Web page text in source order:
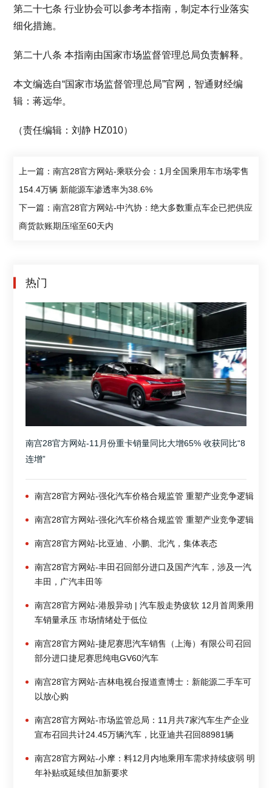
第二十七条 行业协会可以参考本指南，制定本行业落实
细化措施。
第二十八条 本指南由国家市场监督管理总局负责解释。
本文编选自“国家市场监督管理总局”官网，智通财经编
辑：蒋远华。
（责任编辑：刘静 HZ010）
上一篇：南宫28官方网站-乘联分会：1月全国乘用车市场零售
154.4万辆 新能源车渗透率为38.6%
下一篇：南宫28官方网站-中汽协：绝大多数重点车企已把供应
商货款账期压缩至60天内
热门
南宫28官方网站-11月份重卡销量同比大增65% 收获同比“8
连增”
南宫28官方网站-强化汽车价格合规监管 重塑产业竞争逻辑
南宫28官方网站-强化汽车价格合规监管 重塑产业竞争逻辑
南宫28官方网站-比亚迪、小鹏、北汽，集体表态
南宫28官方网站-丰田召回部分进口及国产汽车，涉及一汽
丰田，广汽丰田等
南宫28官方网站-港股异动 | 汽车股走势疲软 12月首周乘用
车销量承压 市场情绪处于低位
南宫28官方网站-捷尼赛思汽车销售（上海）有限公司召回
部分进口捷尼赛思纯电GV60汽车
南宫28官方网站-吉林电视台报道查博士：新能源二手车可
以放心购
南宫28官方网站-市场监管总局：11月共7家汽车生产企业
宣布召回共计24.45万辆汽车，比亚迪共召回88981辆
南宫28官方网站-小摩：料12月内地乘用车需求持续疲弱 明
年补贴或延续但加新要求